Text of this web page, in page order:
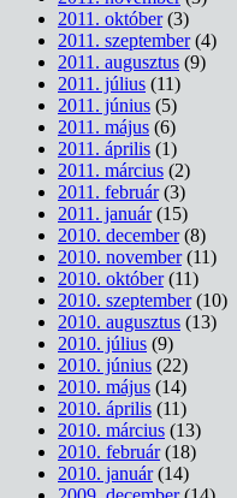
2011. október(3)
2011. szeptember(4)
2011. augusztus (9)
2011. július (11)
2011. június (5)
2011. május (6)
2011. április (1)
2011. március (2)
2011. február(3)
2011. január(15)
2010. december(8)
2010. november(11)
2010. október(11)
2010. szeptember(10)
2010. augusztus (13)
2010. július (9)
2010. június (22)
2010. május (14)
2010. április (11)
2010. március (13)
2010. február(18)
2010. január(14)